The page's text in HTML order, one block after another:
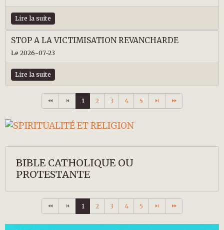
Lire la suite
STOP A LA VICTIMISATION REVANCHARDE
Le 2026-07-23
Lire la suite
1 2 3 4 5
BIBLE CATHOLIQUE OU
PROTESTANTE
1 2 3 4 5